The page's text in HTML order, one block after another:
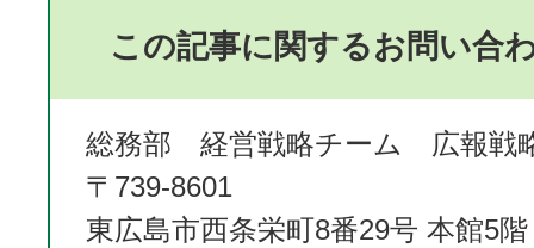
この記事に関するお問い合
総務部 経営戦略チーム 広報戦
〒739-8601
東広島市西条栄町8番29号 本館5階